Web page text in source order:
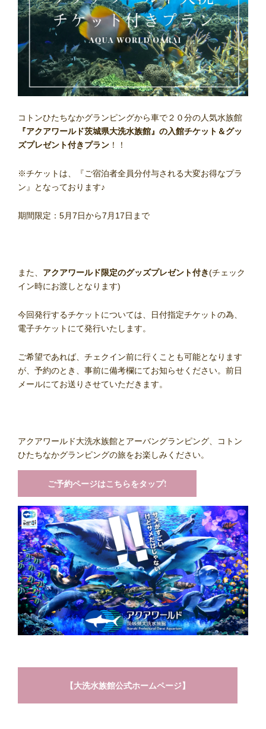
コトンひたちなかグランピングから車で２０分の人気水族館
『アクアワールド茨城県大洗水族館』の入館チケット＆グッ
ズプレゼント付きプラン ！！
※チケットは、『ご宿泊者全員分付与される大変お得なプラ
ン』となっております♪
期間限定：5月7日から7月17日まで
また、 アクアワールド限定のグッズプレゼント付き(チェック
イン時にお渡しとなります)
今回発行するチケットについては、日付指定チケットの為、
電子チケットにて発行いたします。
ご希望であれば、チェクイン前に行くことも可能となります
が、予約のとき、事前に備考欄にてお知らせください。前日
メールにてお送りさせていただきます。
アクアワールド大洗水族館とアーバングランピング、コトン
ひたちなかグランピングの旅をお楽しみください。
ご予約ページはこちらをタップ!
【大洗水族館公式ホームページ】